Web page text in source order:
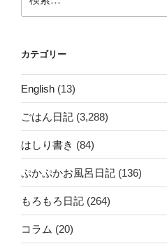
索:
カテゴリー
English (13)
ごはん日記 (3,288)
はしり書き (84)
ぷかぷかお風呂日記 (136)
もろもろ日記 (264)
コラム (20)